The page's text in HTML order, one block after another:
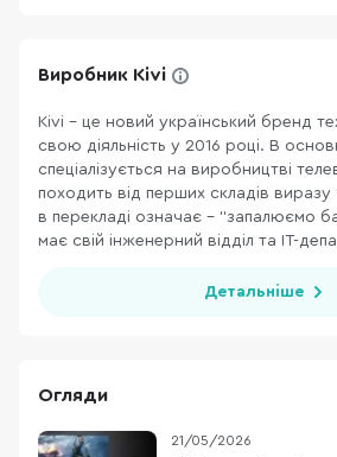
Виробник Kivi
Kivi - це новий український бренд
свою діяльність у 2016 році. В
спеціалізується на виробництві
походить від перших складів виразу
в перекладі означає - “запалюємо
має свій інженерний відділ та ІТ-
Детальніше
Огляди
21/05/2026